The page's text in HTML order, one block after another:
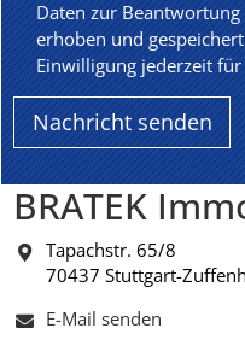
Daten zur
erhoben und
Einwilligung jederzeit
BRATEK
Tapachstr. 65/8
70437 Stuttgart-
E-Mail senden